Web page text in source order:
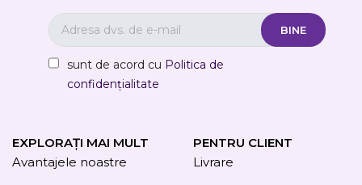
sunt de acord cu Politica de
confidențialitate
EXPLORAȚI MAI MULT
Avantajele noastre
PENTRU CLIENT
Livrare